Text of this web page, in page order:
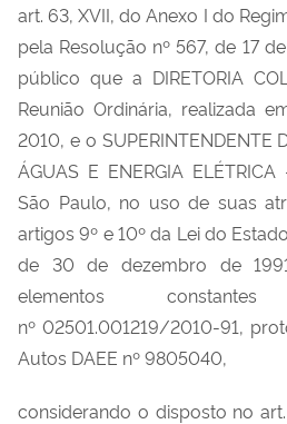
art. 63, XVII, do Anexo I do
pela Resolução nº 567, de 17
público que a DIRETORIA
Reunião Ordinária, realizada
2010, e o SUPERINTENDENTE
ÁGUAS E ENERGIA
São Paulo, no uso de suas
artigos 9º e 10º da Lei do
de 30 de dezembro de
elementos
nº 02501.001219/2010-91,
Autos DAEE nº 9805040,
considerando o disposto no